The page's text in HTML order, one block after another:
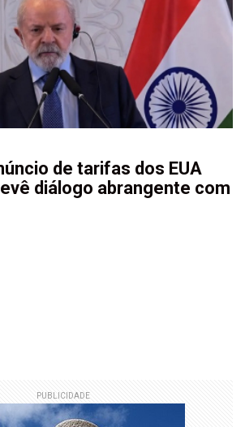
de tarifas dos EUA
diálogo abrangente com
PUBLICIDADE